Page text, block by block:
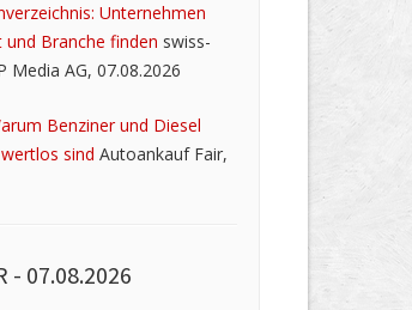
Unternehmen
Branche finden swiss-
Media AG, 07.08.2026
Benziner und Diesel
sind Autoankauf Fair,
- 07.08.2026